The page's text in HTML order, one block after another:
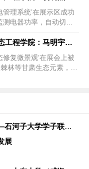
管理系统’在展示区成功
电器功率，自动切断
甘肃林业职业技术学院生态工程学院：马明宇团队打造校园生态文化
修复微景观’在展会上被
林等甘肃生态元素，兼
牧旅共防护健康 科普宣教入基层——石河子大学学子联动警务力量
展